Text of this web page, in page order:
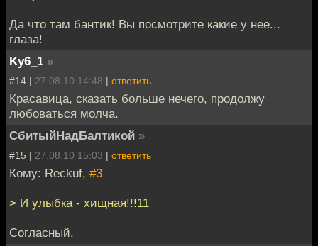
Да что там бантик! Вы посмотрите какие у нее...
глаза!
Ky6_1 »
#14 | 27.08.10 14:48 | ответить
Красавица, сказать больше нечего, продолжу
любоваться молча.
СбитыйНадБалтикой »
#15 | 27.08.10 15:03 | ответить
Кому: Reckuf, #3
> И улыбка - хищная!!!11
Согласный.